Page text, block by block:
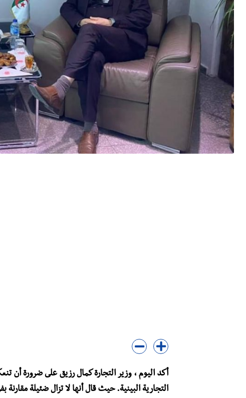
أكد اليوم ، وزير التجارة كمال رزيق على ضرورة أن
التجارية البينية. حيث قال أنها لا تزال ضئيلة